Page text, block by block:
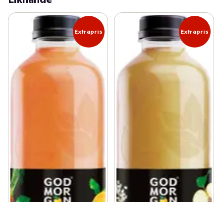
Extrapris Extrapris